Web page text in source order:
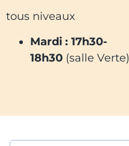
tous niveaux
Mardi : 17h30-
18h30 (salle Verte)